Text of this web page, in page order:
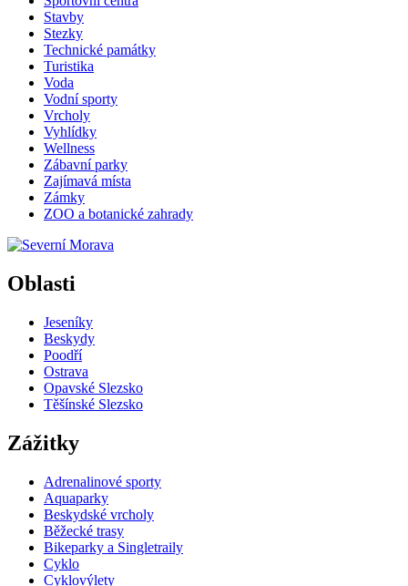
Stavby
Stezky
Technické památky
Turistika
Voda
Vodní sporty
Vrcholy
Vyhlídky
Wellness
Zábavní parky
Zajímavá místa
Zámky
ZOO a botanické zahrady
Oblasti
Jeseníky
Beskydy
Poodří
Ostrava
Opavské Slezsko
Těšínské Slezsko
Zážitky
Adrenalinové sporty
Aquaparky
Beskydské vrcholy
Běžecké trasy
Bikeparky a Singletraily
Cyklo
Cyklovýlety